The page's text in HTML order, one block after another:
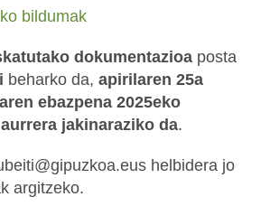
bildumak
dokumentazioa posta
beharko da, apirilaren 25a
ebazpena 2025eko
jakinaraziko da.
helbidera jo
argitzeko.